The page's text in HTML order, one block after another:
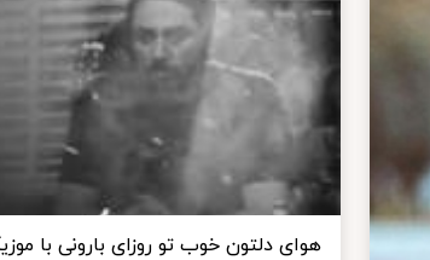
هوای دلتون خوب تو روزای بارونی با